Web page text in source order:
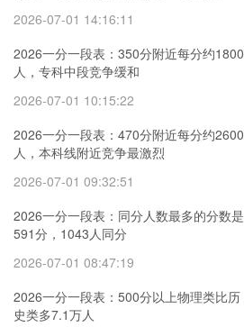
2026-07-01 14:16:11
2026一分一段表：350分附近每分约1800
人，专科中段竞争缓和
2026-07-01 10:15:22
2026一分一段表：470分附近每分约2600
人，本科线附近竞争最激烈
2026-07-01 09:32:51
2026一分一段表：同分人数最多的分数是
591分，1043人同分
2026-07-01 08:47:19
2026一分一段表：500分以上物理类比历
史类多7.1万人